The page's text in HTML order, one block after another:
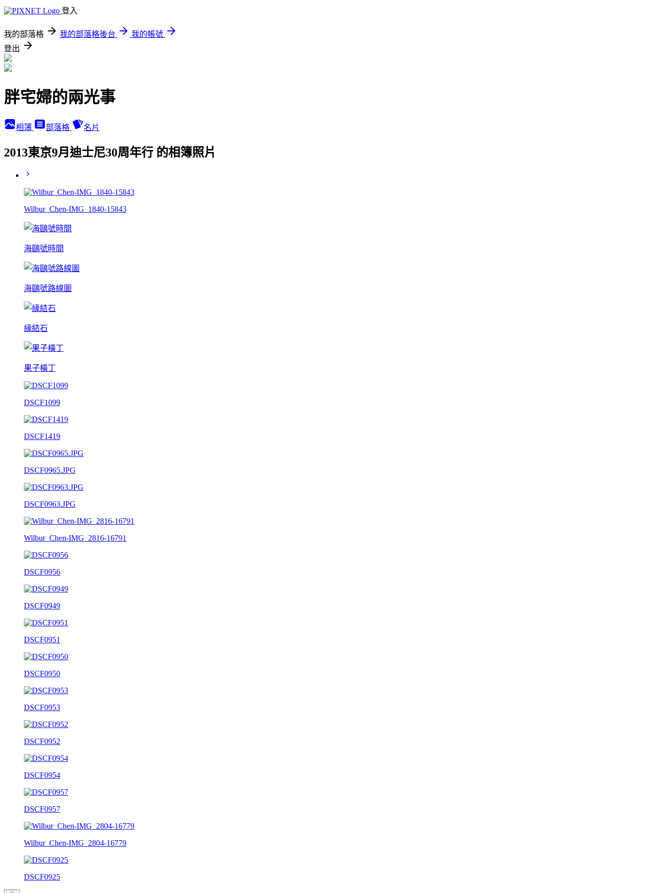
登入
我的部落格 我的部落格後台
我的帳號
登出
胖宅婦的兩光事
相簿 部落格 名片
2013東京9月迪士尼30周年行 的相簿照片
Wilbur_Chen-IMG_1840-15843
海鷗號時間
海鷗號路線圖
緣結石
果子橫丁
DSCF1099
DSCF1419
DSCF0965.JPG
DSCF0963.JPG
Wilbur_Chen-IMG_2816-16791
DSCF0956
DSCF0949
DSCF0951
DSCF0950
DSCF0953
DSCF0952
DSCF0954
DSCF0957
Wilbur_Chen-IMG_2804-16779
DSCF0925